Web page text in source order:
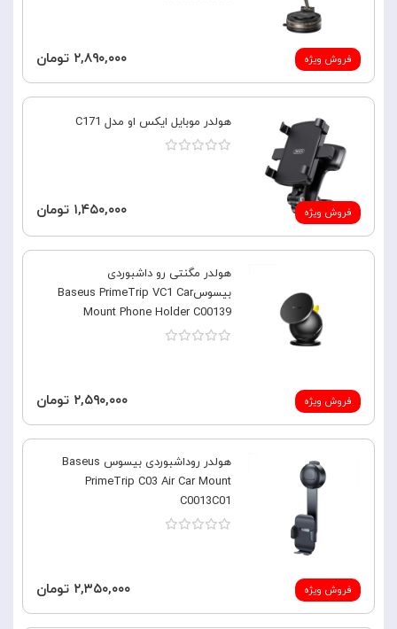
فروش ویژه ۲,۸۹۰,۰۰۰ تومان
فروش ویژه
هولدر موبایل ایکس او مدل C171
۱,۴۵۰,۰۰۰ تومان
فروش ویژه
هولدر مگنتی رو داشبوردی
بیسوسBaseus PrimeTrip VC1 Car
Mount Phone Holder C00139
۲,۵۹۰,۰۰۰ تومان
فروش ویژه
هولدر روداشبوردی بیسوس Baseus
PrimeTrip C03 Air Car Mount
C0013C01
۲,۳۵۰,۰۰۰ تومان